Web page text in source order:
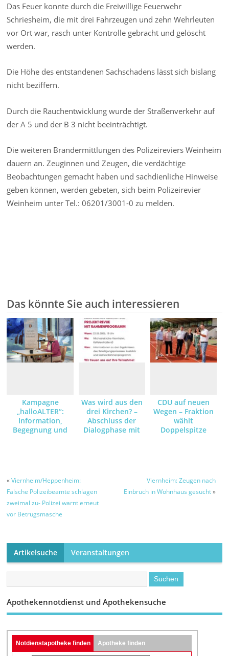
Das Feuer konnte durch die Freiwillige Feuerwehr
Schriesheim, die mit drei Fahrzeugen und zehn Wehrleuten
vor Ort war, rasch unter Kontrolle gebracht und gelöscht
werden.
Die Höhe des entstandenen Sachschadens lässt sich bislang
nicht beziffern.
Durch die Rauchentwicklung wurde der Straßenverkehr auf
der A 5 und der B 3 nicht beeinträchtigt.
Die weiteren Brandermittlungen des Polizeireviers Weinheim
dauern an. Zeuginnen und Zeugen, die verdächtige
Beobachtungen gemacht haben und sachdienliche Hinweise
geben können, werden gebeten, sich beim Polizeirevier
Weinheim unter Tel.: 06201/3001-0 zu melden.
Das könnte Sie auch interessieren
Kampagne
„halloALTER“:
Information,
Begegnung und
Was wird aus den
drei Kirchen? –
Abschluss der
Dialogphase mit
CDU auf neuen
Wegen – Fraktion
wählt
Doppelspitze
«Viernheim/Heppenheim:
Falsche Polizeibeamte schlagen
zweimal zu- Polizei warnt erneut
vor Betrugsmasche
Viernheim: Zeugen nach
Einbruch in Wohnhaus gesucht»
Artikelsuche Veranstaltungen
Apothekennotdienst und Apothekensuche
Notdienstapotheke finden Apotheke finden